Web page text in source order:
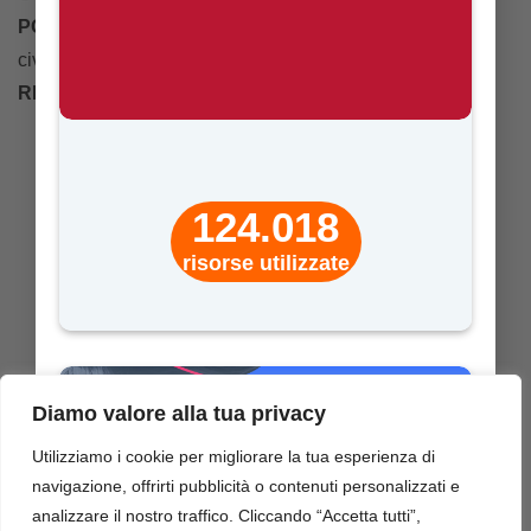
124.018
risorse utilizzate
Diamo valore alla tua privacy
Utilizziamo i cookie per migliorare la tua esperienza di
navigazione, offrirti pubblicità o contenuti personalizzati e
analizzare il nostro traffico. Cliccando “Accetta tutti”,
POSTA ELETTRONICA CERTIFICATA
civicamente@pec.civicamente.it
REA